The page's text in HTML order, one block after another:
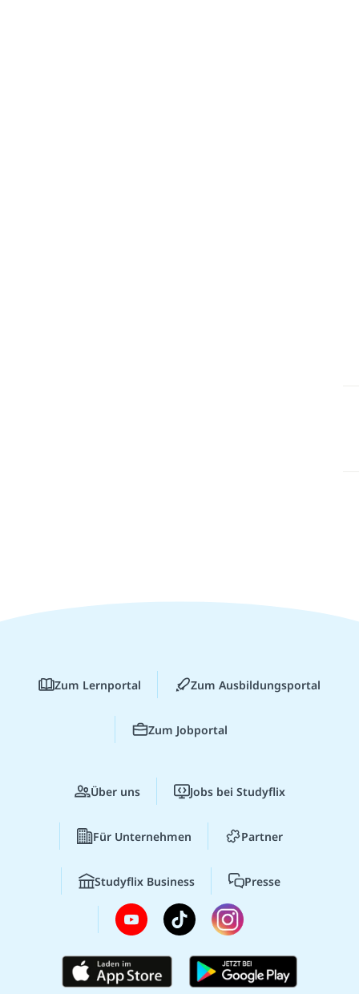
Zum Lernportal Zum Ausbildungsportal
Zum Jobportal
Über uns Jobs bei Studyflix
Für Unternehmen Partner
Studyflix Business Presse